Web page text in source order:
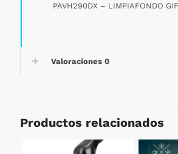
PAVH290DX – LIMPIAFONDO
Valoraciones 0
Productos relacionados